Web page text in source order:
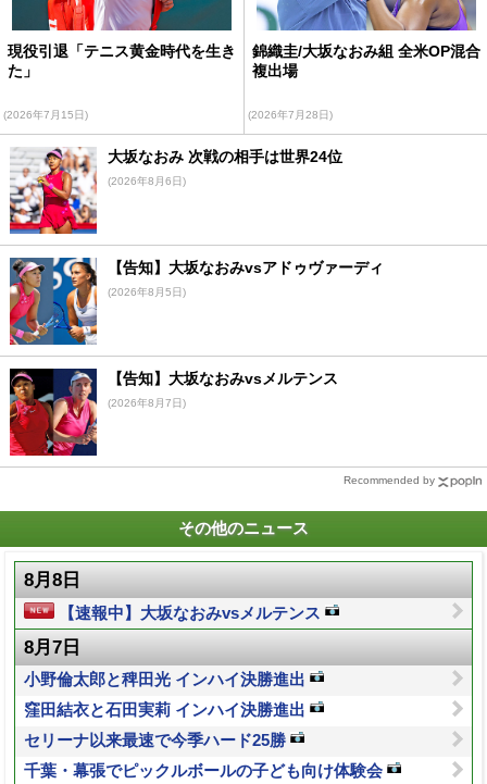
現役引退「テニス黄金時代を生き
た」
(2026年7月15日)
錦織圭/大坂なおみ組 全米OP混合
複出場
(2026年7月28日)
大坂なおみ 次戦の相手は世界24位
(2026年8月6日)
【告知】大坂なおみvsアドゥヴァーディ
(2026年8月5日)
【告知】大坂なおみvsメルテンス
(2026年8月7日)
Recommended by
その他のニュース
8月8日
【速報中】大坂なおみvsメルテンス
8月7日
小野倫太郎と稗田光 インハイ決勝進出
窪田結衣と石田実莉 インハイ決勝進出
セリーナ以来最速で今季ハード25勝
千葉・幕張でピックルボールの子ども向け体験会